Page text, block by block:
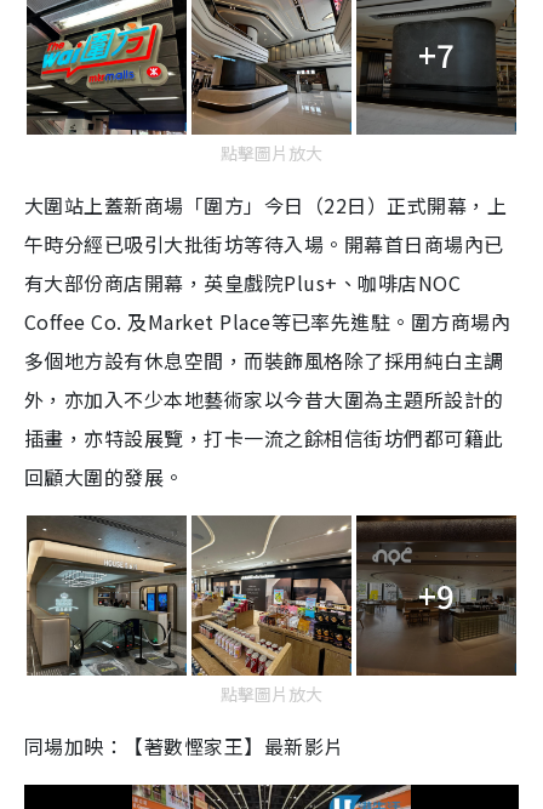
+7
點擊圖片放大
大圍站上蓋新商場「圍方」今日（22日）正式開幕，上
午時分經已吸引大批街坊等待入場。開幕首日商場內已
有大部份商店開幕，英皇戲院Plus+、咖啡店NOC
Coffee Co. 及Market Place等已率先進駐。圍方商場內
多個地方設有休息空間，而裝飾風格除了採用純白主調
外，亦加入不少本地藝術家以今昔大圍為主題所設計的
插畫，亦特設展覽，打卡一流之餘相信街坊們都可籍此
回顧大圍的發展。
+9
點擊圖片放大
同場加映：【著數慳家王】最新影片